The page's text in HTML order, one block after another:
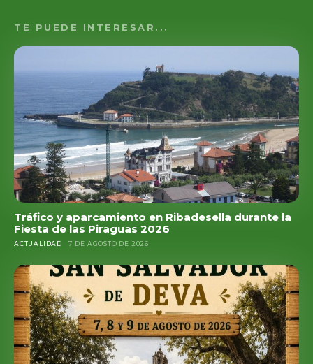
TE PUEDE INTERESAR...
Tráfico y aparcamiento en Ribadesella durante la
Fiesta de las Piraguas 2026
ACTUALIDAD 7 DE AGOSTO DE 2026